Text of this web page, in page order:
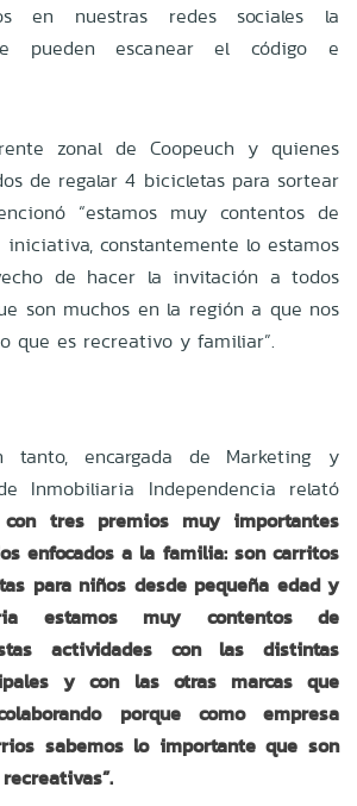
en nuestras redes sociales la
pueden escanear el código e
zonal de Coopeuch y quienes
de regalar 4 bicicletas para sortear
“estamos muy contentos de
iniciativa, constantemente lo estamos
de hacer la invitación a todos
son muchos en la región a que nos
que es recreativo y familiar”.
tanto, encargada de Marketing y
Inmobiliaria Independencia relató
con tres premios muy importantes
enfocados a la familia: son carritos
para niños desde pequeña edad y
estamos muy contentos de
actividades con las distintas
y con las otras marcas que
porque como empresa
sabemos lo importante que son